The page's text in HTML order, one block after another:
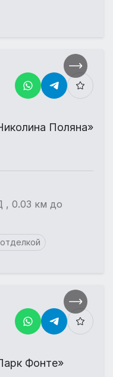
Поляна»
, 0.03 км до
Фонте»